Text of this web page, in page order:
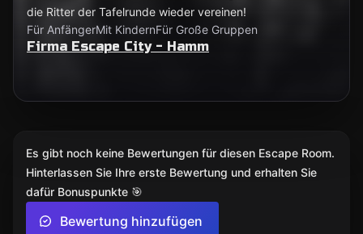
die Ritter der Tafelrunde wieder vereinen!
Für AnfängerMit KindernFür Große Gruppen
Firma Escape City - Hamm
Es gibt noch keine Bewertungen für diesen Escape Room.
Hinterlassen Sie Ihre erste Bewertung und erhalten Sie
dafür Bonuspunkte 🎯
Bewertung hinzufügen